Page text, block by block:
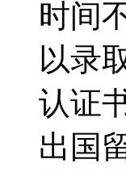
时间
以录
认证
出国